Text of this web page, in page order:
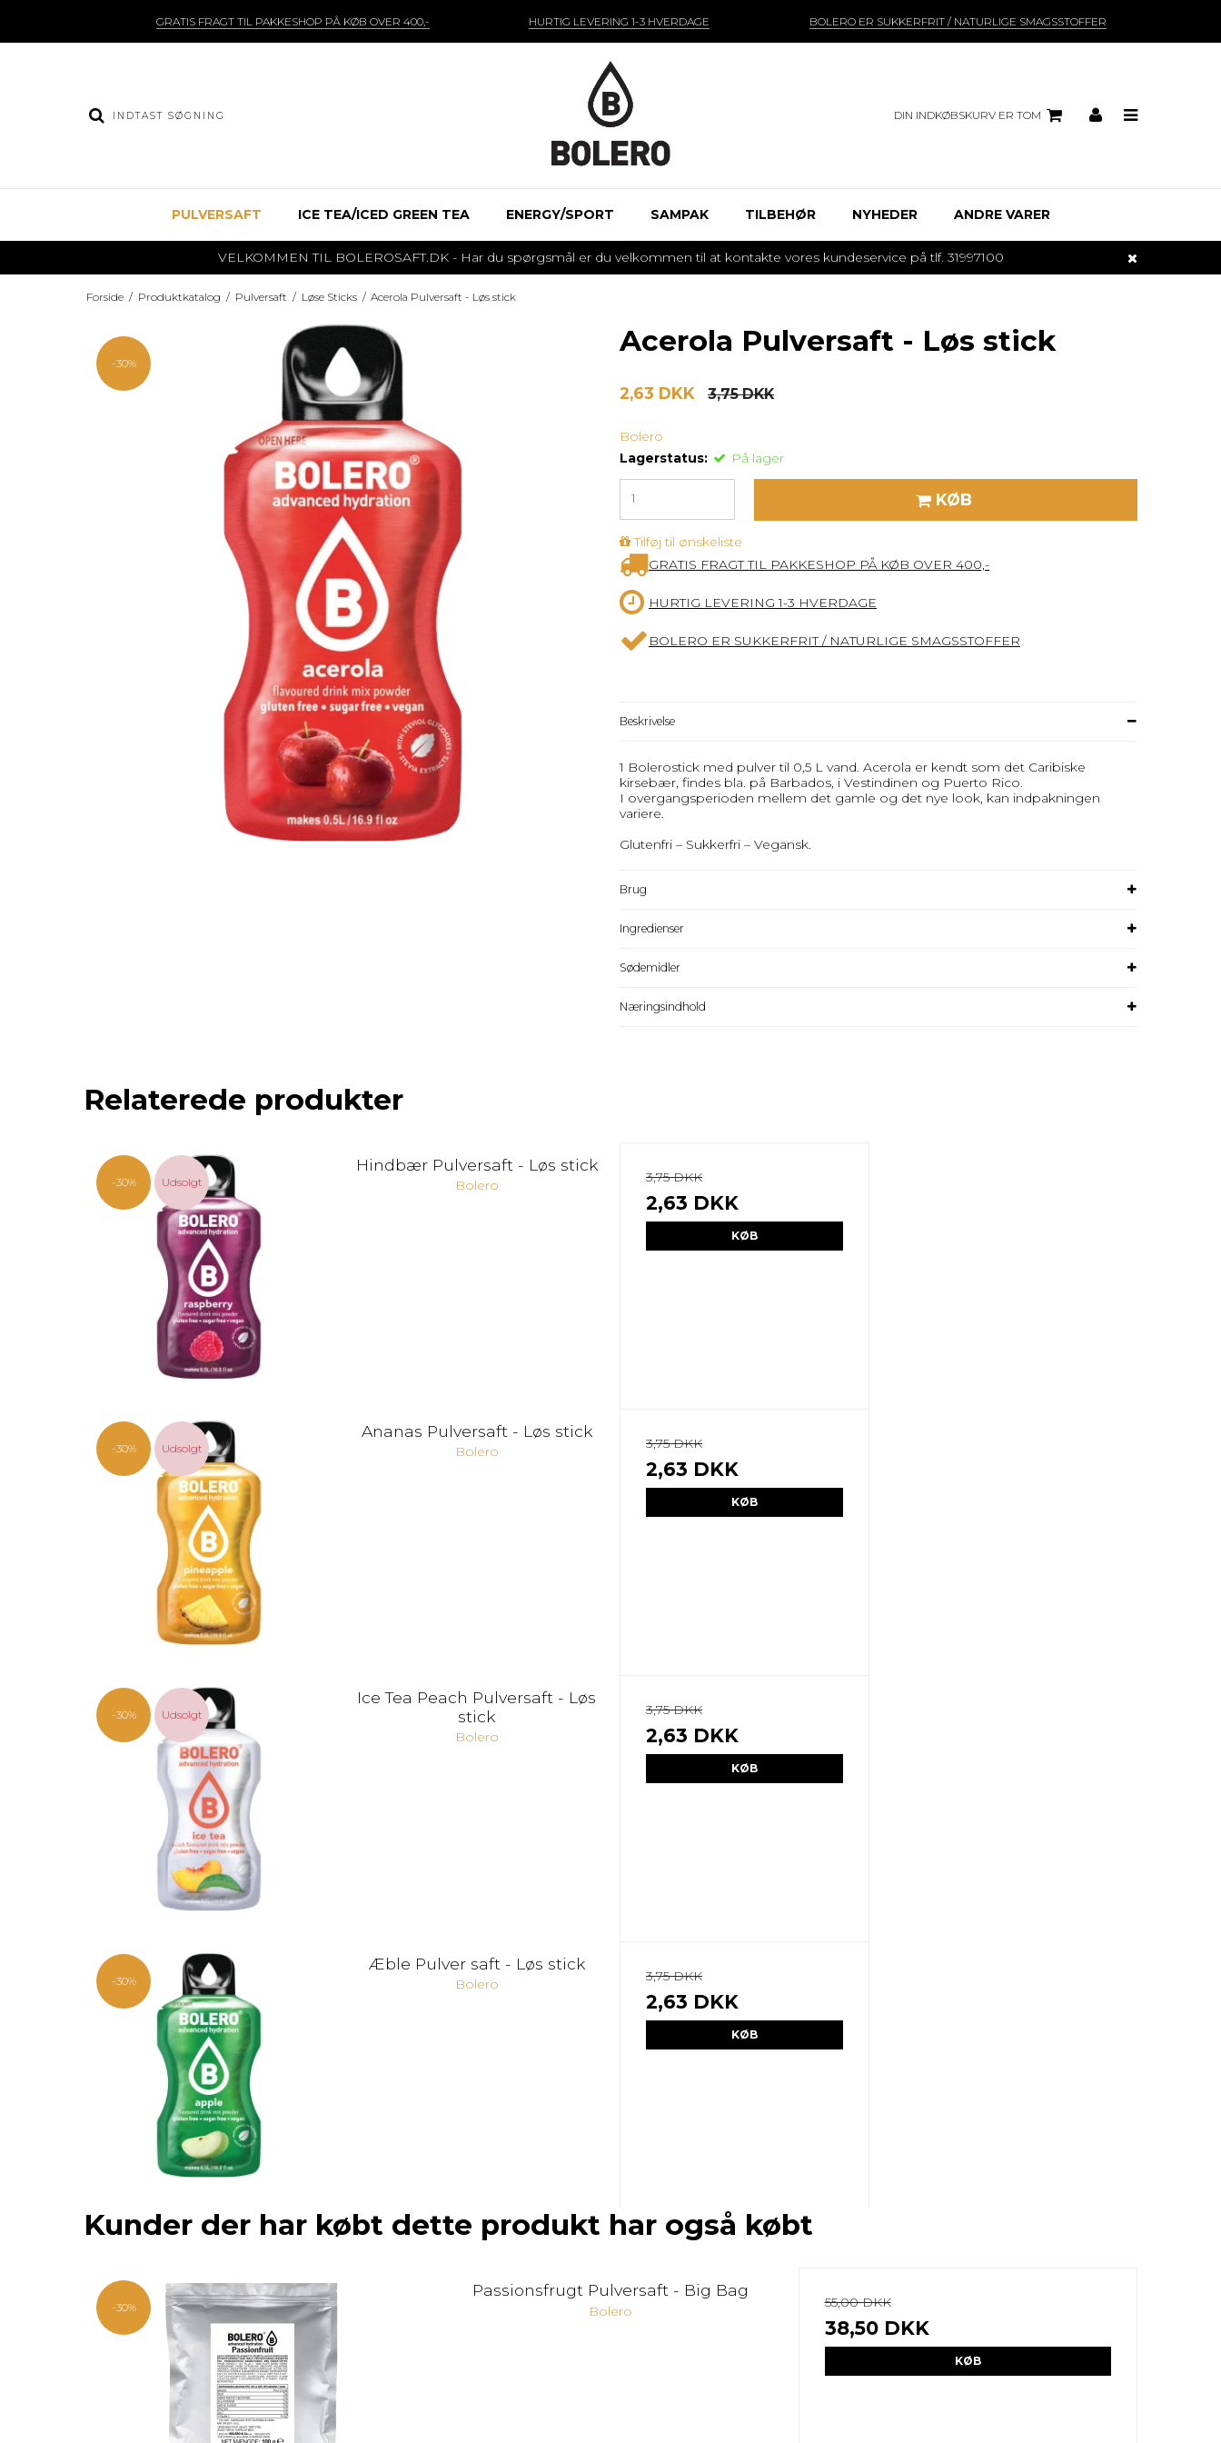
GRATIS FRAGT TIL PAKKESHOP PÅ KØB OVER 400,- HURTIG LEVERING 1-3 HVERDAGE BOLERO ER SUKKERFRIT / NATURLIGE SMAGSSTOFFER
DIN INDKØBSKURV ER TOM
PULVERSAFT ICE TEA/ICED GREEN TEA ENERGY/SPORT SAMPAK TILBEHØR NYHEDER ANDRE VARER
VELKOMMEN TIL BOLEROSAFT.DK - Har du spørgsmål er du velkommen til at kontakte vores kundeservice på tlf. 31997100
Forside / Produktkatalog / Pulversaft / Løse Sticks / Acerola Pulversaft - Løs stick
-30%
Acerola Pulversaft - Løs stick
2,63 DKK 3,75 DKK
Bolero
Lagerstatus:
På lager
KØB
Tilføj til ønskeliste
GRATIS FRAGT TIL PAKKESHOP PÅ KØB OVER 400,-
HURTIG LEVERING 1-3 HVERDAGE
BOLERO ER SUKKERFRIT / NATURLIGE SMAGSSTOFFER
Beskrivelse
1 Bolerostick med pulver til 0,5 L vand. Acerola er kendt som det Caribiske
kirsebær, findes bla. på Barbados, i Vestindinen og Puerto Rico.
I overgangsperioden mellem det gamle og det nye look, kan indpakningen
variere.
Glutenfri – Sukkerfri – Vegansk.
Brug
Ingredienser
Sødemidler
Næringsindhold
Relaterede produkter
-30% Udsolgt
Hindbær Pulversaft - Løs stick
Bolero
3,75 DKK
2,63 DKK
KØB
-30% Udsolgt
Ananas Pulversaft - Løs stick
Bolero
3,75 DKK
2,63 DKK
KØB
-30% Udsolgt
Ice Tea Peach Pulversaft - Løs
stick
Bolero
3,75 DKK
2,63 DKK
KØB
-30%
Æble Pulver saft - Løs stick
Bolero
3,75 DKK
2,63 DKK
KØB
Kunder der har købt dette produkt har også købt
-30%
Passionsfrugt Pulversaft - Big Bag
Bolero
55,00 DKK
38,50 DKK
KØB